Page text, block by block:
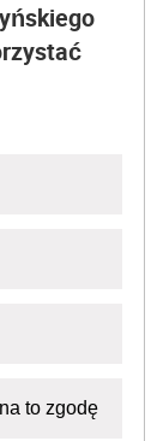
to zgodę